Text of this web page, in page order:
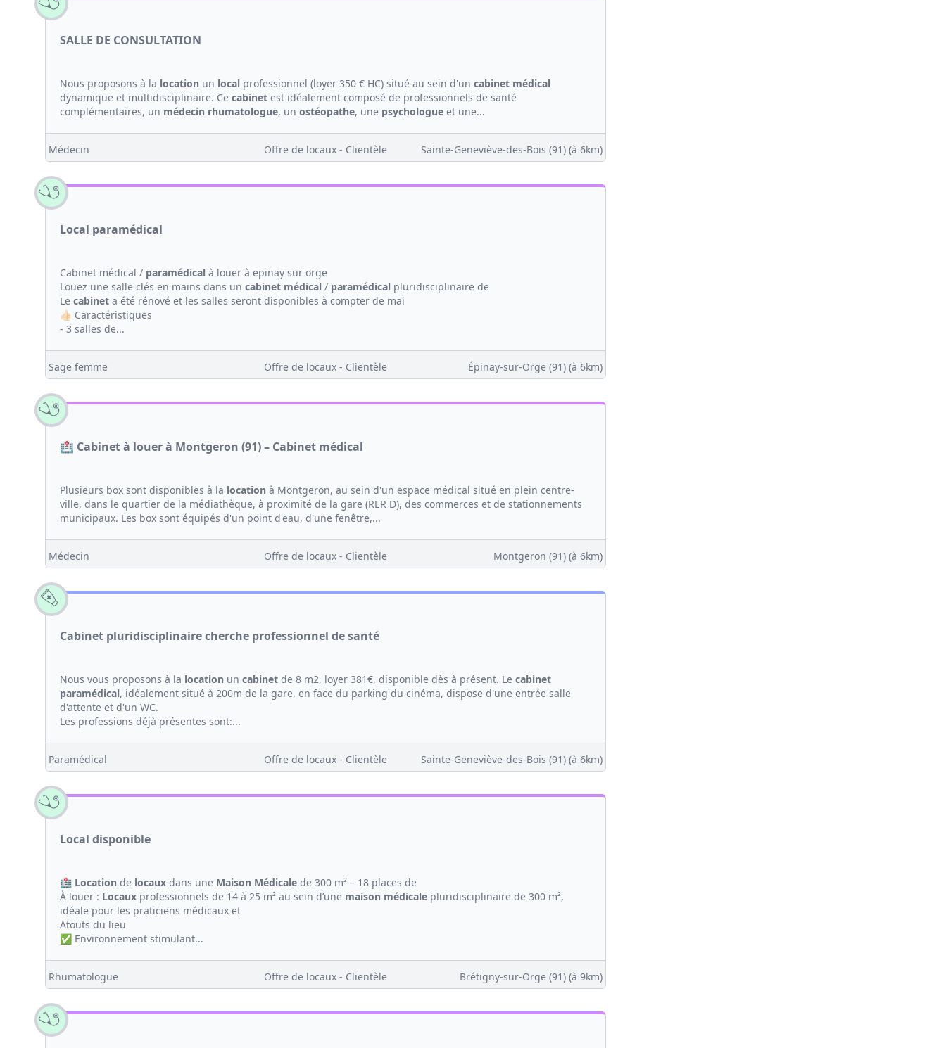
SALLE DE CONSULTATION
Nous proposons à la location un local professionnel (loyer 350 € HC) situé au sein d'un cabinet médical
dynamique et multidisciplinaire. Ce cabinet est idéalement composé de professionnels de santé
complémentaires, un médecin rhumatologue, un ostéopathe, une psychologue et une...
Médecin Offre de locaux - Clientèle Sainte-Geneviève-des-Bois (91)(à 6km)
Local paramédical
Cabinet médical / paramédical à louer à epinay sur orge
Louez une salle clés en mains dans un cabinet médical / paramédical pluridisciplinaire de
Le cabinet a été rénové et les salles seront disponibles à compter de mai
👍🏻 Caractéristiques
- 3 salles de...
Sage femme Offre de locaux - Clientèle Épinay-sur-Orge (91)(à 6km)
🏥 Cabinet à louer à Montgeron (91) – Cabinet médical
Plusieurs box sont disponibles à la location à Montgeron, au sein d'un espace médical situé en plein centre-
ville, dans le quartier de la médiathèque, à proximité de la gare (RER D), des commerces et de stationnements
municipaux. Les box sont équipés d'un point d'eau, d'une fenêtre,...
Médecin Offre de locaux - Clientèle Montgeron (91)(à 6km)
Cabinet pluridisciplinaire cherche professionnel de santé
Nous vous proposons à la location un cabinet de 8 m2, loyer 381€, disponible dès à présent. Le cabinet
paramédical, idéalement situé à 200m de la gare, en face du parking du cinéma, dispose d'une entrée salle
d'attente et d'un WC.
Les professions déjà présentes sont:...
Paramédical Offre de locaux - Clientèle Sainte-Geneviève-des-Bois (91)(à 6km)
Local disponible
🏥 Location de locaux dans une Maison Médicale de 300 m² – 18 places de
À louer : Locaux professionnels de 14 à 25 m² au sein d’une maison médicale pluridisciplinaire de 300 m²,
idéale pour les praticiens médicaux et
Atouts du lieu
✅ Environnement stimulant...
Rhumatologue Offre de locaux - Clientèle Brétigny-sur-Orge (91)(à 9km)